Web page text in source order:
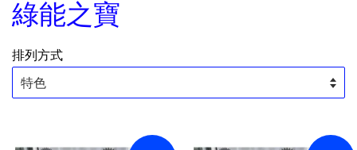
綠能之寶
排列方式